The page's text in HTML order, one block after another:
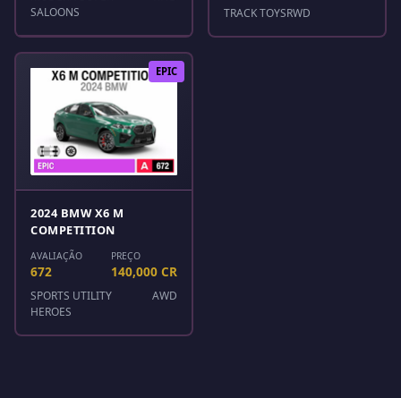
SALOONS
TRACK TOYSRWD
EPIC
2024 BMW X6 M
COMPETITION
AVALIAÇÃO
672
PREÇO
140,000 CR
SPORTS UTILITY
HEROES
AWD